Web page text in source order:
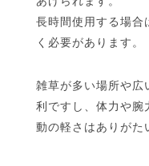
長時間使用する場合
く必要があります。
雑草が多い場所や広
利ですし、体力や腕
動の軽さはありがた